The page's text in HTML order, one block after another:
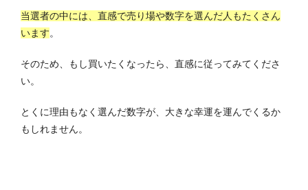
当選者の中には、直感で売り場や数字を選んだ人もたくさん
います。
そのため、もし買いたくなったら、直感に従ってみてくださ
い。
とくに理由もなく選んだ数字が、大きな幸運を運んでくるか
もしれません。